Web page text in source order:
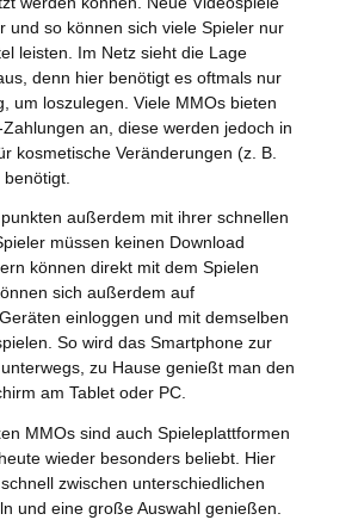
und so können sich viele Spieler nur
leisten. Im Netz sieht die Lage
denn hier benötigt es oftmals nur
um loszulegen. Viele MMOs bieten
an, diese werden jedoch in
kosmetische Veränderungen (z. B.
außerdem mit ihrer schnellen
müssen keinen Download
können direkt mit dem Spielen
sich außerdem auf
einloggen und mit demselben
So wird das Smartphone zur
zu Hause genießt man den
am Tablet oder PC.
MMOs sind auch Spieleplattformen
wieder besonders beliebt. Hier
zwischen unterschiedlichen
und eine große Auswahl genießen.